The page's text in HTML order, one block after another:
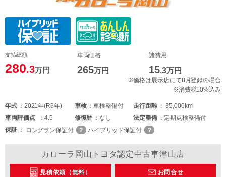
支払総額
280.3万円
車両価格
265万円
諸費用
15.3万円
※価格は展示店にて8月登録の場合
※消費税10%込み
年式 2021年(R3年) 車検 車検整備付 走行距離
35,000km
車両評価点 4.5 修復歴 なし 法定整備
定期点検整備付
保証
ロングラン保証付 ハイブリッド保証付
カローラ岡山トヨタ認定中古車津山店
見積依頼（無料） お問合せ